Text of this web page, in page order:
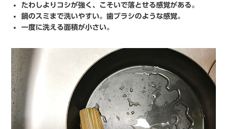
たわしよりコシが強く、こそいで落とせる感覚がある。
鍋のスミまで洗いやすい。歯ブラシのような感覚。
一度に洗える面積が小さい。